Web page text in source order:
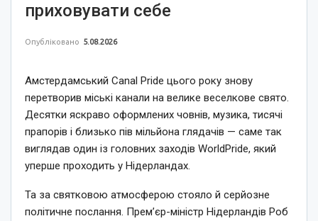
приховувати себе
Опубліковано 5.08.2026
Амстердамський Canal Pride цього року знову
перетворив міські канали на велике веселкове свято.
Десятки яскраво оформлених човнів, музика, тисячі
прапорів і близько пів мільйона глядачів — саме так
виглядав один із головних заходів WorldPride, який
уперше проходить у Нідерландах.
Та за святковою атмосферою стояло й серйозне
політичне послання. Прем’єр-міністр Нідерландів Роб